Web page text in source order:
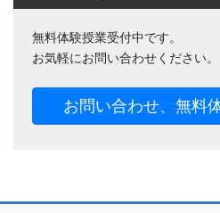
無料体験授業受付中です。
お気軽にお問い合わせください。
お問い合わせ、無料